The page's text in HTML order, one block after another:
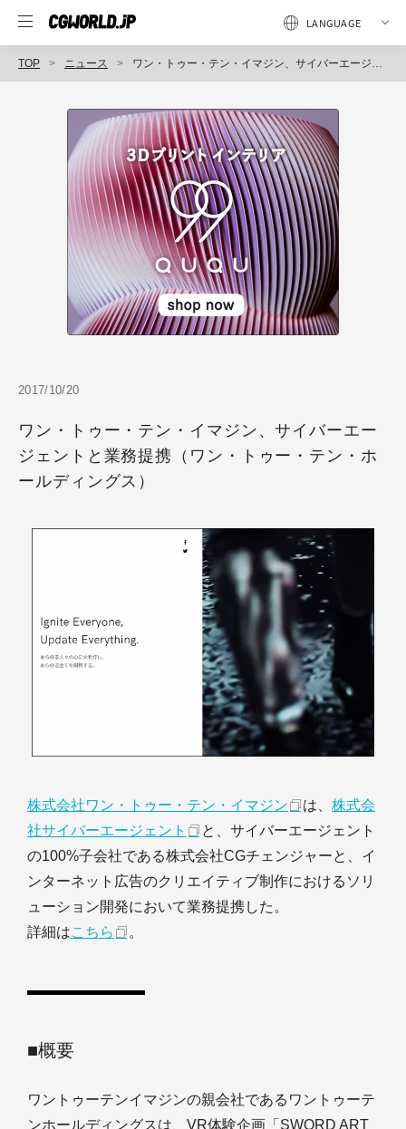
TOP ニュース ワン・トゥー・テン・イマジン、サイバーエージェントと業務提携（ワン・トゥー・テン・ホールディングス）
2017/10/20
ワン・トゥー・テン・イマジン、サイバーエー
ジェントと業務提携（ワン・トゥー・テン・ホ
ールディングス）
株式会社ワン・トゥー・テン・イマジン は、 株式会
社サイバーエージェント
と、サイバーエージェント
の100%子会社である株式会社CGチェンジャーと、イ
ンターネット広告のクリエイティブ制作におけるソリ
ューション開発において業務提携した。
詳細はこちら 。
■概要
ワントゥーテンイマジンの親会社であるワントゥーテ
ンホールディングスは、VR体験企画「SWORD ART